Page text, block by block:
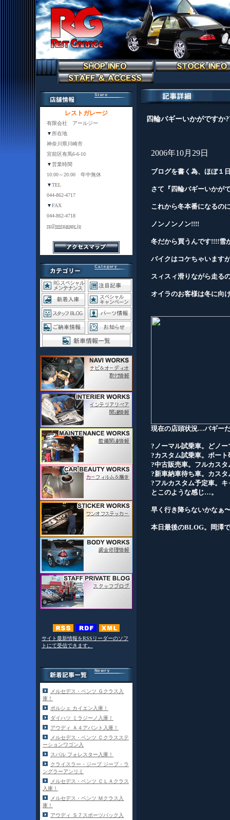
レストガレージ
有限会社 アールジー
▼ 所在地
神奈川県川崎市
宮前区有馬6-6-10
▼営業時間
10:00～20:00 年中無休
▼TEL
044-862-4717
▼FAX
044-862-4718
rg@restgarage.jp
サイト最新情報をRSSリーダーのソフ
トにて受信できます。
メルセデス・ベンツ Ｇクラス入
庫！
ポルシェ カイエン入庫！
ダイハツ ミラジーノ入庫！
アウディ Ａ４アバント入庫！
メルセデス・ベンツ Ｃクラスステ
ーションワゴン入
スバル フォレスター入庫！
クライスラー・ジープ ジープ・ラ
ングラーアンリミ
メルセデス・ベンツ ＣＬＡクラス
入庫！
メルセデス・ベンツ Ｍクラス入
庫！
アウディ Ｓ７スポーツバック入
四輪バギーいかがですか
2006年10月29日
ブログを書く為、ほぼ１
さて『四輪バギーいかが
これから冬本番になるの
ノンノンノン!!!!
冬だから買うんです!!!!雪
バイクはコケちゃいます
スィスィ滑りながら走る
オイラのお客様は冬に向
現在の店頭状況…バギー
?ノーマル試乗車。どノー
?カスタム試乗車。ポー
?中古販売車。フルカスタ
?新車納車待ち車。カス
?フルカスタム予定車。
とこのような感じ…。
早く行き降らないかなぁ
本日最後のBLOG。岡澤